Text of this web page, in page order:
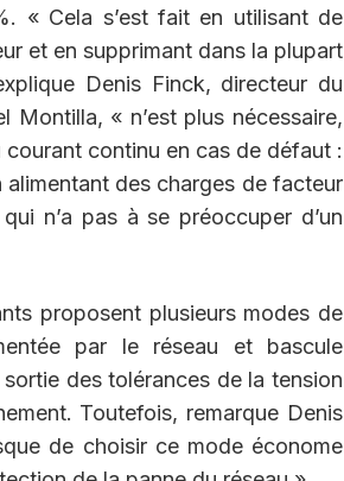
« Cela s’est fait en utilisant de
et en supprimant dans la plupart
Denis Finck, directeur du
« n’est plus nécessaire,
continu en cas de défaut :
des charges de facteur
n’a pas à se préoccuper d’un
proposent plusieurs modes de
par le réseau et bascule
des tolérances de la tension
Toutefois, remarque Denis
de choisir ce mode économe